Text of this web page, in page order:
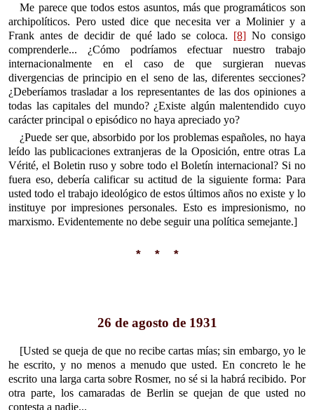
Me parece que todos estos asuntos, más que programáticos son
archipolíticos. Pero usted dice que necesita ver a Molinier y a
Frank antes de decidir de qué lado se coloca. [8]No consigo
comprenderle... ¿Cómo podríamos efectuar nuestro trabajo
internacionalmente en el caso de que surgieran nuevas
divergencias de principio en el seno de las, diferentes secciones?
¿Deberíamos trasladar a los representantes de las dos opiniones a
todas las capitales del mundo? ¿Existe algún malentendido cuyo
carácter principal o episódico no haya apreciado yo?
¿Puede ser que, absorbido por los problemas españoles, no haya
leído las publicaciones extranjeras de la Oposición, entre otras La
Vérité, el Boletin ruso y sobre todo el Boletín internacional? Si no
fuera eso, debería calificar su actitud de la siguiente forma: Para
usted todo el trabajo ideológico de estos últimos años no existe y lo
instituye por impresiones personales. Esto es impresionismo, no
marxismo. Evidentemente no debe seguir una política semejante.]
* * *
26 de agosto de 1931
[Usted se queja de que no recibe cartas mías; sin embargo, yo le
he escrito, y no menos a menudo que usted. En concreto le he
escrito una larga carta sobre Rosmer, no sé si la habrá recibido. Por
otra parte, los camaradas de Berlin se quejan de que usted no
contesta a nadie...